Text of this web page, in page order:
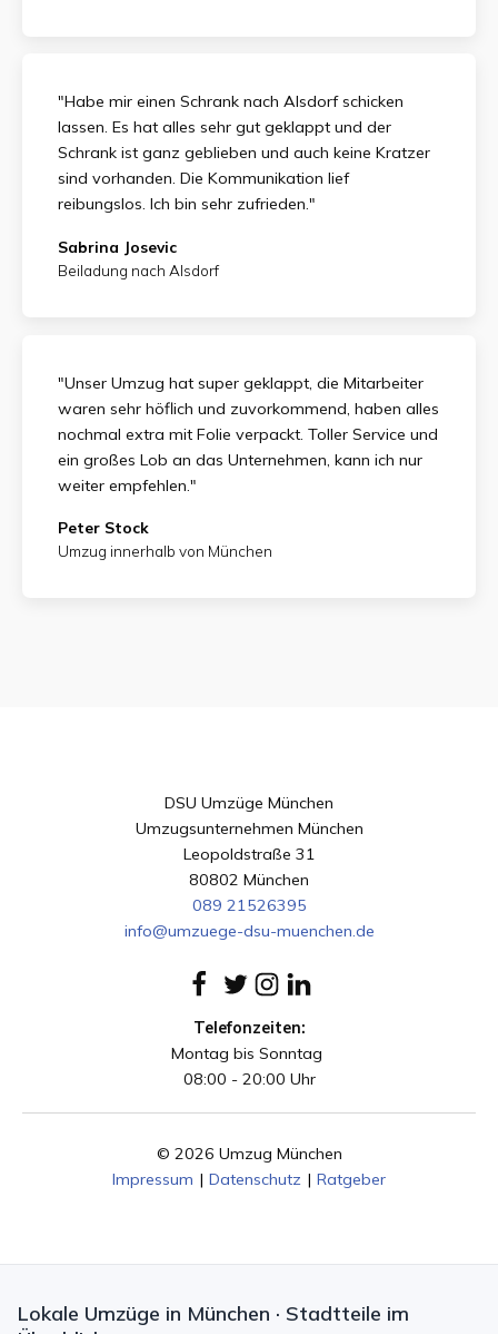
"Habe mir einen Schrank nach Alsdorf schicken
lassen. Es hat alles sehr gut geklappt und der
Schrank ist ganz geblieben und auch keine Kratzer
sind vorhanden. Die Kommunikation lief
reibungslos. Ich bin sehr zufrieden."
Sabrina Josevic
Beiladung nach Alsdorf
"Unser Umzug hat super geklappt, die Mitarbeiter
waren sehr höflich und zuvorkommend, haben alles
nochmal extra mit Folie verpackt. Toller Service und
ein großes Lob an das Unternehmen, kann ich nur
weiter empfehlen."
Peter Stock
Umzug innerhalb von München
DSU Umzüge München
Umzugsunternehmen München
Leopoldstraße 31
80802 München
089 21526395
info@umzuege-dsu-muenchen.de
Telefonzeiten:
Montag bis Sonntag
08:00 - 20:00 Uhr
© 2026 Umzug München
Impressum | Datenschutz | Ratgeber
Lokale Umzüge in München · Stadtteile im